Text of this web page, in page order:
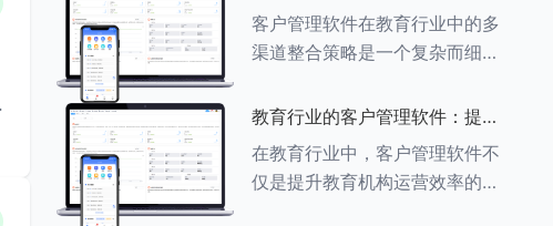
动，对教育机构实现可持续发展
具有重要意义。以下是教育
CRM如何助力教育
渠道整合策略
客户管理软件在教育行业中的多
渠道整合策略是一个复杂而细致
多种渠道，提升教育机构的市场
竞争力、客户满意度和运营效
率。以下是对这一策略的具体分
析： ###
教育行业的客户管理软件：提升
家长参与度的关键
在教育行业中，客户管理软件不
仅是提升教育机构运营效率的重